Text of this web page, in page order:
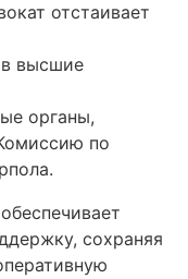
отстаивает
высшие
органы,
по
сохраняя